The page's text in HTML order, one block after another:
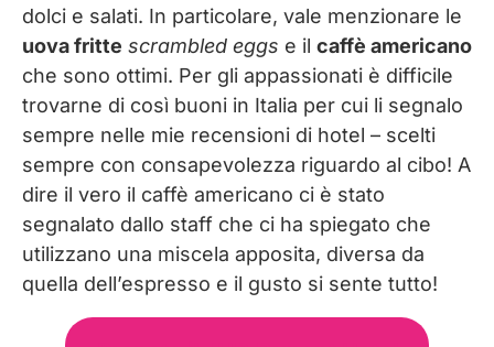
dolci e salati. In particolare, vale menzionare le
uova fritte scrambled eggs e il caffè americano
che sono ottimi. Per gli appassionati è difficile
trovarne di così buoni in Italia per cui li segnalo
sempre nelle mie recensioni di hotel – scelti
sempre con consapevolezza riguardo al cibo! A
dire il vero il caffè americano ci è stato
segnalato dallo staff che ci ha spiegato che
utilizzano una miscela apposita, diversa da
quella dell’espresso e il gusto si sente tutto!